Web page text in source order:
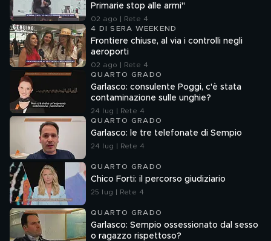
Primarie stop alle armi"
02 ago | Rete 4
4 DI SERA WEEKEND
Frontiere chiuse, al via i controlli negli
aeroporti
02 ago | Rete 4
QUARTO GRADO
Garlasco: consulente Poggi, c'è stata
contaminazione sulle unghie?
24 lug | Rete 4
QUARTO GRADO
Garlasco: le tre telefonate di Sempio
24 lug | Rete 4
QUARTO GRADO
Chico Forti: il percorso giudiziario
25 lug | Rete 4
QUARTO GRADO
Garlasco: Sempio ossessionato dal sesso
o ragazzo rispettoso?